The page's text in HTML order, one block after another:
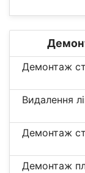
Демонтаж
Видалення
Демонтаж
Демонтаж